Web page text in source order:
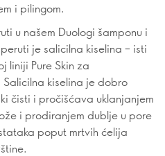
i pilingom.
u našem Duologi šamponu i
je salicilna kiselina – isti
liniji Pure Skin za
kiselina je dobro
čisti i pročišćava uklanjanjem
i prodiranjem dublje u pore
poput mrtvih ćelija